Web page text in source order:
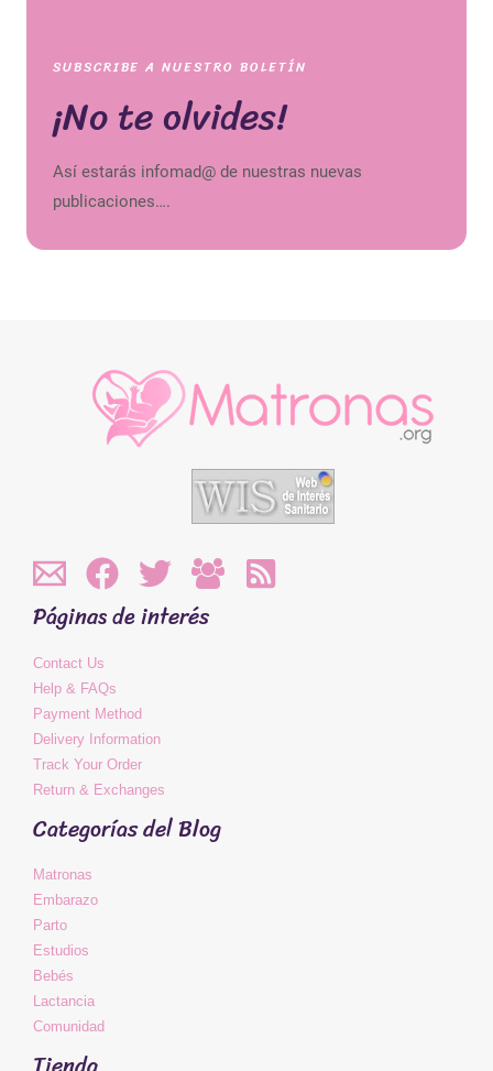
SUBSCRIBE A NUESTRO BOLETÍN
¡No te olvides!
Así estarás infomad@ de nuestras nuevas
publicaciones….
Páginas de interés
Contact Us
Help & FAQs
Payment Method
Delivery Information
Track Your Order
Return & Exchanges
Categorías del Blog
Matronas
Embarazo
Parto
Estudios
Bebés
Lactancia
Comunidad